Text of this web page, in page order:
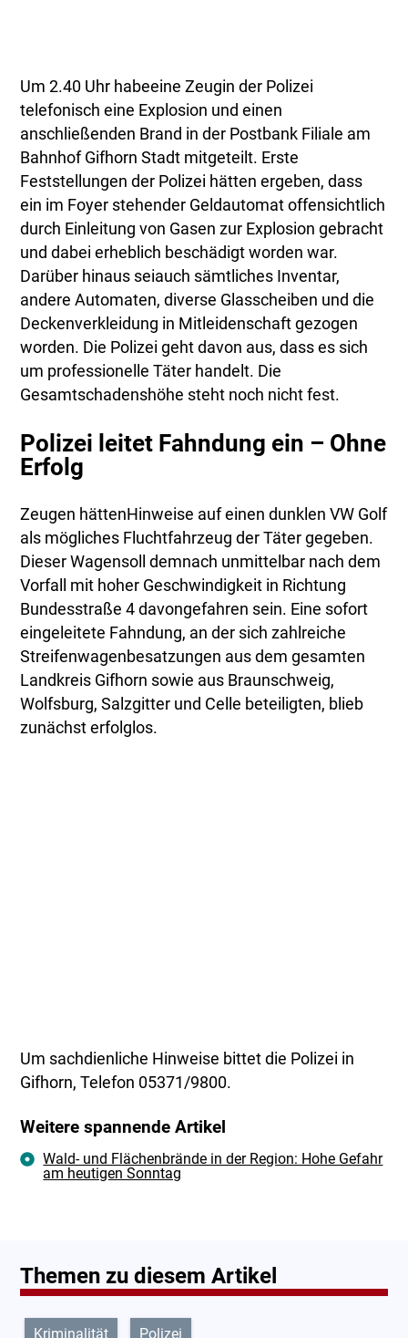
Um 2.40 Uhr habeeine Zeugin der Polizei
telefonisch eine Explosion und einen
anschließenden Brand in der Postbank Filiale am
Bahnhof Gifhorn Stadt mitgeteilt. Erste
Feststellungen der Polizei hätten ergeben, dass
ein im Foyer stehender Geldautomat offensichtlich
durch Einleitung von Gasen zur Explosion gebracht
und dabei erheblich beschädigt worden war.
Darüber hinaus seiauch sämtliches Inventar,
andere Automaten, diverse Glasscheiben und die
Deckenverkleidung in Mitleidenschaft gezogen
worden. Die Polizei geht davon aus, dass es sich
um professionelle Täter handelt. Die
Gesamtschadenshöhe steht noch nicht fest.
Polizei leitet Fahndung ein – Ohne
Erfolg
Zeugen hättenHinweise auf einen dunklen VW Golf
als mögliches Fluchtfahrzeug der Täter gegeben.
Dieser Wagensoll demnach unmittelbar nach dem
Vorfall mit hoher Geschwindigkeit in Richtung
Bundesstraße 4 davongefahren sein. Eine sofort
eingeleitete Fahndung, an der sich zahlreiche
Streifenwagenbesatzungen aus dem gesamten
Landkreis Gifhorn sowie aus Braunschweig,
Wolfsburg, Salzgitter und Celle beteiligten, blieb
zunächst erfolglos.
Um sachdienliche Hinweise bittet die Polizei in
Gifhorn, Telefon 05371/9800.
Weitere spannende Artikel
Wald- und Flächenbrände in der Region: Hohe Gefahr
am heutigen Sonntag
Themen zu diesem Artikel
Kriminalität Polizei